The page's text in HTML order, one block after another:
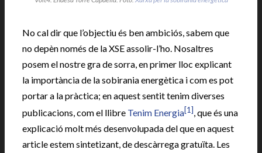
No cal dir que l’objectiu és ben ambiciós, sabem que
no depèn només de la XSE assolir-l’ho. Nosaltres
posem el nostre gra de sorra, en primer lloc explicant
la importància de la sobirania energètica i com es pot
portar a la pràctica; en aquest sentit tenim diverses
publicacions, com el llibre Tenim Energia[1], que és una
explicació molt més desenvolupada del que en aquest
article estem sintetizant, de descàrrega gratuïta. Les